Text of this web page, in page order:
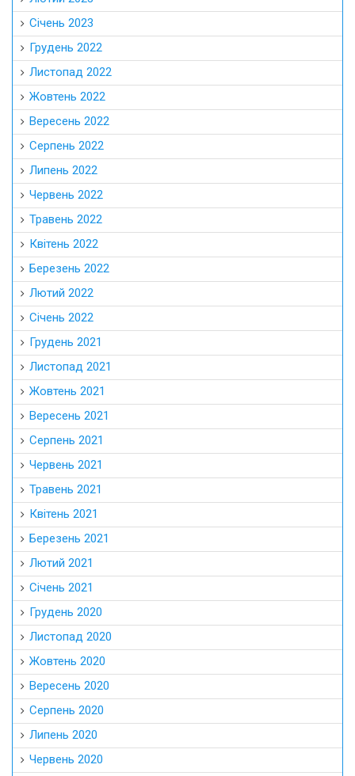
Січень 2023
Грудень 2022
Листопад 2022
Жовтень 2022
Вересень 2022
Серпень 2022
Липень 2022
Червень 2022
Травень 2022
Квітень 2022
Березень 2022
Лютий 2022
Січень 2022
Грудень 2021
Листопад 2021
Жовтень 2021
Вересень 2021
Серпень 2021
Червень 2021
Травень 2021
Квітень 2021
Березень 2021
Лютий 2021
Січень 2021
Грудень 2020
Листопад 2020
Жовтень 2020
Вересень 2020
Серпень 2020
Липень 2020
Червень 2020